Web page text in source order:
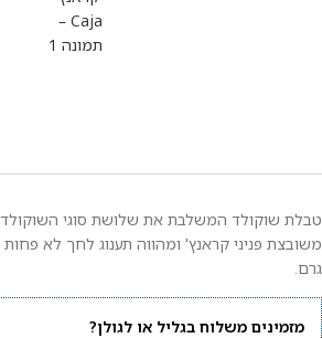
טבלת שוקולד המשלבת את שלושת סוגי השוקולד
גרם.
מזמינים משלוח בגליל או לגולן?